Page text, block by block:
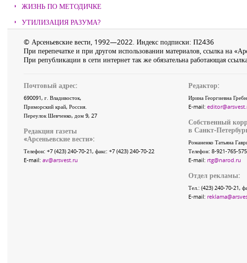
ЖИЗНЬ ПО МЕТОДИЧКЕ
УТИЛИЗАЦИЯ РАЗУМА?
© Арсеньевские вести, 1992—2022. Индекс подписки: П2436
При перепечатке и при другом использовании материалов, ссылка на
При републикации в сети интернет так же обязательна работающая
Почтовый адрес:
690091, г. Владивосток,
Приморский край, Россия.
Переулок Шевченко, дом 9, 27
Редакция газеты
«Арсеньевские вести»:
Телефон: +7 (423) 240-70-21, факс: +7 (423) 240-70-22
E-mail: av@arsvest.ru
Редактор:
Ирина Георгиевна
E-mail:
Собственный
в Санкт-
Романенко Татьяна
Телефон: 8-921-765-
E-mail: rtg@narod.ru
Отдел рекламы:
Тел.: (423) 240-70-21,
E-mail: